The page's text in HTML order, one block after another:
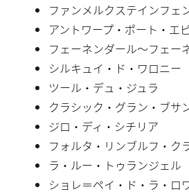
ファンメルクステインフェ
アントワープ・ポート・エ
フェーネンダール〜フェー
シルキュイ・ド・ワロニー
ツール・デュ・ジュラ
クラシック・グラン・ブサ
ジロ・ディ・シチリア
フォルタ・リンブルフ・ク
ラ・ルー・トゥランジェル
ショレ＝ペイ・ド・ラ・ロ